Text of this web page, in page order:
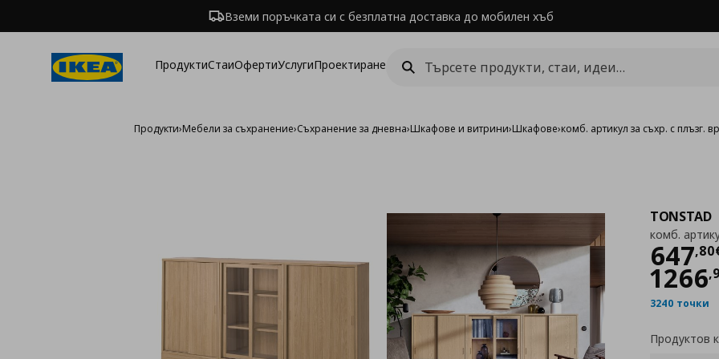
Вземи поръчката си с безплатна доставка до мобилен хъб
ПродуктиСтаиОфертиУслугиПроектиране
Продукти›Мебели за съхранение›Съхранение за дневна›Шкафове и витрини›Шкафове›комб. артикул за съхр. с плъзг.
TONSTAD
комб.
647,80
1266,
3240 точки
Продуктов